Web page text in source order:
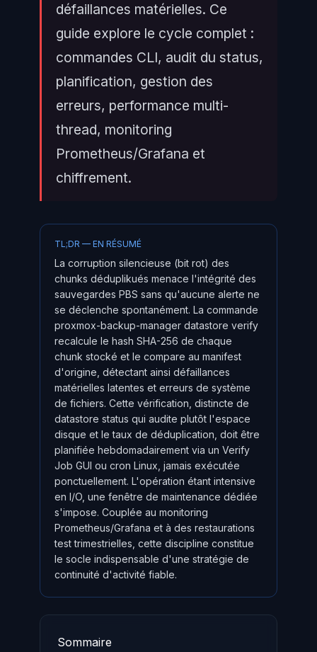
défaillances matérielles. Ce
guide explore le cycle complet :
commandes CLI, audit du status,
planification, gestion des
erreurs, performance multi-
thread, monitoring
Prometheus/Grafana et
chiffrement.
TL;DR — EN RÉSUMÉ
La corruption silencieuse (bit rot) des
chunks déduplikués menace l'intégrité des
sauvegardes PBS sans qu'aucune alerte ne
se déclenche spontanément. La commande
proxmox-backup-manager datastore verify
recalcule le hash SHA-256 de chaque
chunk stocké et le compare au manifest
d'origine, détectant ainsi défaillances
matérielles latentes et erreurs de système
de fichiers. Cette vérification, distincte de
datastore status qui audite plutôt l'espace
disque et le taux de déduplication, doit être
planifiée hebdomadairement via un Verify
Job GUI ou cron Linux, jamais exécutée
ponctuellement. L'opération étant intensive
en I/O, une fenêtre de maintenance dédiée
s'impose. Couplée au monitoring
Prometheus/Grafana et à des restaurations
test trimestrielles, cette discipline constitue
le socle indispensable d'une stratégie de
continuité d'activité fiable.
Sommaire